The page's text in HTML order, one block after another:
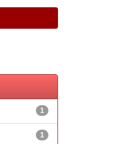
1
1